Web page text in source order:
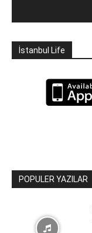
İstanbul Life
POPULER YAZILAR